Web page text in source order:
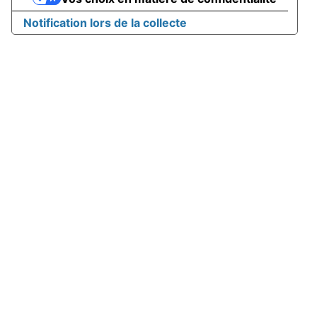
Notification lors de la collecte